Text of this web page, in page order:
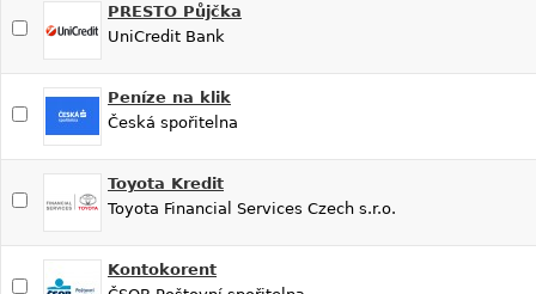
PRESTO Půjčka
UniCredit Bank
Peníze na klik
Česká spořitelna
Toyota Kredit
Toyota Financial Services Czech s.r.o.
Kontokorent